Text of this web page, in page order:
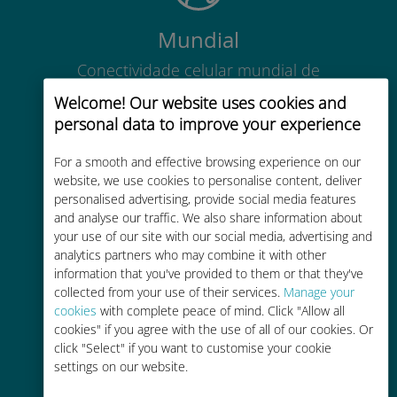
Welcome! Our website uses cookies and
personal data to improve your experience
For a smooth and effective browsing experience on our
website, we use cookies to personalise content, deliver
personalised advertising, provide social media features
and analyse our traffic. We also share information about
your use of our site with our social media, advertising and
analytics partners who may combine it with other
information that you've provided to them or that they've
collected from your use of their services. Manage your
cookies with complete peace of mind. Click "Allow all
cookies" if you agree with the use of all of our cookies. Or
click "Select" if you want to customise your cookie
settings on our website.
Mundial
Conectividade celular mundial de
alta qualidade em mais de 200
destinos
Custo-benefício
Até 90% mais barato do que as
tarifas de roaming de sua
operadora atual